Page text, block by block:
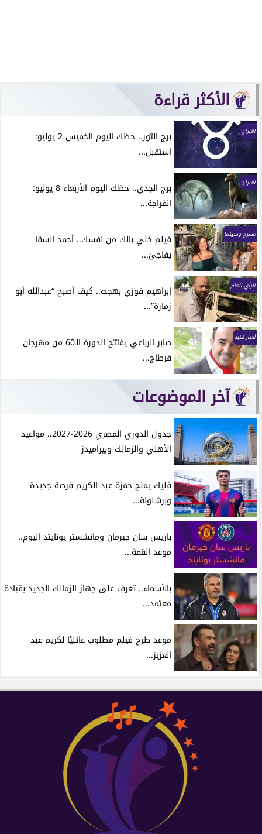
الأكثر قراءة
الابراج
برج الثور.. حظك اليوم الخميس 2 يوليو:
استقبل...
الابراج
برج الجدي.. حظك اليوم الأربعاء 8 يوليو:
انفراجة...
مسرح وسينما
فيلم خلي بالك من نفسك.. أحمد السقا
يفاجئ...
الرأي العام
إبراهيم فوزي بهجت.. كيف أصبح “عبدالله أبو
زمارة”...
أخبار فنية
صابر الرباعي يفتتح الدورة الـ60 من مهرجان
قرطاج...
آخر الموضوعات
جدول الدوري المصري 2026-2027.. مواعيد
الأهلي والزمالك وبيراميدز
فليك يمنح حمزة عبد الكريم فرصة جديدة
وبرشلونة...
باريس سان جيرمان ومانشستر يونايتد اليوم..
موعد القمة...
بالأسماء.. تعرف على جهاز الزمالك الجديد بقيادة
معتمد...
موعد طرح فيلم مطلوب عائليًا لكريم عبد
العزيز...